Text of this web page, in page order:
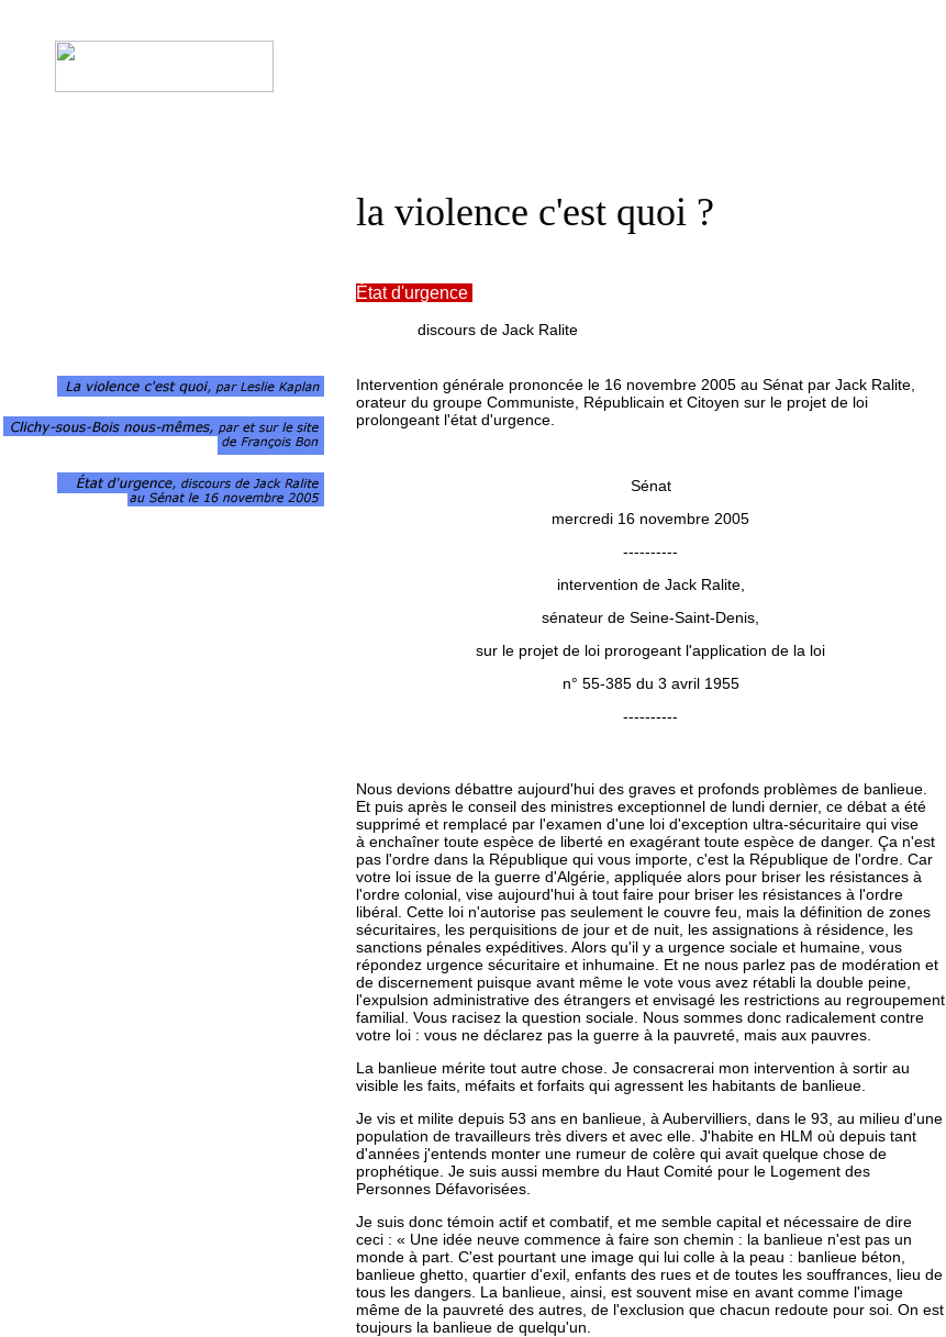
la violence c'est quoi ?
État d'urgence
discours de Jack Ralite
Intervention générale prononcée le 16 novembre 2005 au Sénat par Jack Ralite,
orateur du groupe Communiste, Républicain et Citoyen sur le projet de loi
prolongeant l'état d'urgence.
Sénat
mercredi 16 novembre 2005
----------
intervention de Jack Ralite,
sénateur de Seine-Saint-Denis,
sur le projet de loi prorogeant l'application de la loi
n° 55-385 du 3 avril 1955
----------
Nous devions débattre aujourd'hui des graves et profonds problèmes de banlieue.
Et puis après le conseil des ministres exceptionnel de lundi dernier, ce débat a été
supprimé et remplacé par l'examen d'une loi d'exception ultra-sécuritaire qui vise
à enchaîner toute espèce de liberté en exagérant toute espèce de danger. Ça n'est
pas l'ordre dans la République qui vous importe, c'est la République de l'ordre. Car
votre loi issue de la guerre d'Algérie, appliquée alors pour briser les résistances à
l'ordre colonial, vise aujourd'hui à tout faire pour briser les résistances à l'ordre
libéral. Cette loi n'autorise pas seulement le couvre feu, mais la définition de zones
sécuritaires, les perquisitions de jour et de nuit, les assignations à résidence, les
sanctions pénales expéditives. Alors qu'il y a urgence sociale et humaine, vous
répondez urgence sécuritaire et inhumaine. Et ne nous parlez pas de modération et
de discernement puisque avant même le vote vous avez rétabli la double peine,
l'expulsion administrative des étrangers et envisagé les restrictions au regroupement
familial. Vous racisez la question sociale. Nous sommes donc radicalement contre
votre loi : vous ne déclarez pas la guerre à la pauvreté, mais aux pauvres.
La banlieue mérite tout autre chose. Je consacrerai mon intervention à sortir au
visible les faits, méfaits et forfaits qui agressent les habitants de banlieue.
Je vis et milite depuis 53 ans en banlieue, à Aubervilliers, dans le 93, au milieu d'une
population de travailleurs très divers et avec elle. J'habite en HLM où depuis tant
d'années j'entends monter une rumeur de colère qui avait quelque chose de
prophétique. Je suis aussi membre du Haut Comité pour le Logement des
Personnes Défavorisées.
Je suis donc témoin actif et combatif, et me semble capital et nécessaire de dire
ceci : « Une idée neuve commence à faire son chemin : la banlieue n'est pas un
monde à part. C'est pourtant une image qui lui colle à la peau : banlieue béton,
banlieue ghetto, quartier d'exil, enfants des rues et de toutes les souffrances, lieu de
tous les dangers. La banlieue, ainsi, est souvent mise en avant comme l'image
même de la pauvreté des autres, de l'exclusion que chacun redoute pour soi. On est
toujours la banlieue de quelqu'un.